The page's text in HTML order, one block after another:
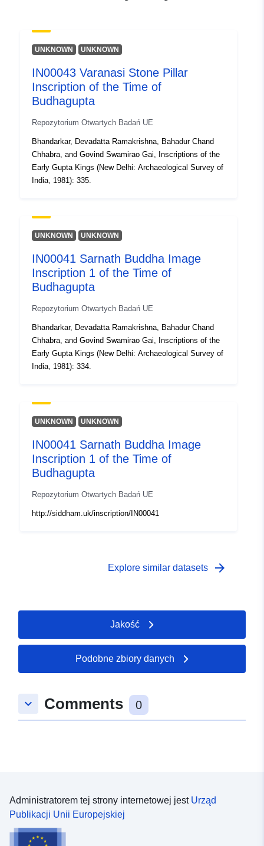
identyfikatory:
uriRef:
http://data.europa.eu/88u/dataset/
zenodo-org-1001867
Prawa dostępu:
Jest wersją:
Typ:
Zasób:
http://purl.org/dc/dcmitype/Dataset
UNKNOWN UNKNOWN
IN00043 Varanasi Stone Pillar
Inscription of the Time of
Budhagupta
Repozytorium Otwartych Badań UE
Bhandarkar, Devadatta Ramakrishna, Bahadur Chand
Chhabra, and Govind Swamirao Gai, Inscriptions of the
Early Gupta Kings (New Delhi: Archaeological Survey of
India, 1981): 335.
UNKNOWN UNKNOWN
IN00041 Sarnath Buddha Image
Inscription 1 of the Time of
Budhagupta
Repozytorium Otwartych Badań UE
Bhandarkar, Devadatta Ramakrishna, Bahadur Chand
Chhabra, and Govind Swamirao Gai, Inscriptions of the
Early Gupta Kings (New Delhi: Archaeological Survey of
India, 1981): 334.
UNKNOWN UNKNOWN
IN00041 Sarnath Buddha Image
Inscription 1 of the Time of
Budhagupta
Repozytorium Otwartych Badań UE
http://siddham.uk/inscription/IN00041
Explore similar datasets arrow_forward
Jakość
Podobne zbiory danych
keyboard_arrow_down Comments 0
Administratorem tej strony internetowej jest Urząd
Publikacji Unii Europejskiej